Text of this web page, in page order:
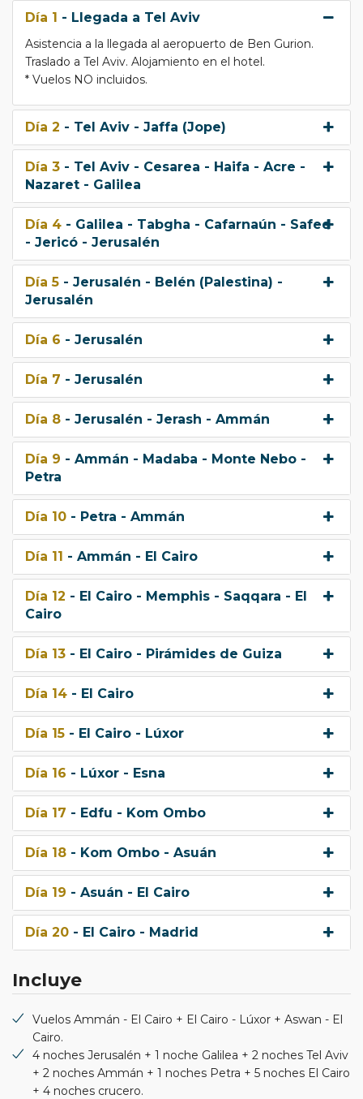
Día 1 - Llegada a Tel Aviv
Asistencia a la llegada al aeropuerto de Ben Gurion.
Traslado a Tel Aviv. Alojamiento en el hotel.
* Vuelos NO incluidos.
Día 2 - Tel Aviv - Jaffa (Jope)
Día 3 - Tel Aviv - Cesarea - Haifa - Acre -
Nazaret - Galilea
Día 4 - Galilea - Tabgha - Cafarnaún - Safed
- Jericó - Jerusalén
Día 5 - Jerusalén - Belén (Palestina) -
Jerusalén
Día 6 - Jerusalén
Día 7 - Jerusalén
Día 8 - Jerusalén - Jerash - Ammán
Día 9 - Ammán - Madaba - Monte Nebo -
Petra
Día 10 - Petra - Ammán
Día 11 - Ammán - El Cairo
Día 12 - El Cairo - Memphis - Saqqara - El
Cairo
Día 13 - El Cairo - Pirámides de Guiza
Día 14 - El Cairo
Día 15 - El Cairo - Lúxor
Día 16 - Lúxor - Esna
Día 17 - Edfu - Kom Ombo
Día 18 - Kom Ombo - Asuán
Día 19 - Asuán - El Cairo
Día 20 - El Cairo - Madrid
Incluye
Vuelos Ammán - El Cairo + El Cairo - Lúxor + Aswan - El
Cairo.
4 noches Jerusalén + 1 noche Galilea + 2 noches Tel Aviv
+ 2 noches Ammán + 1 noches Petra + 5 noches El Cairo
+ 4 noches crucero.